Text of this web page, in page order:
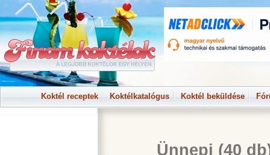
Koktél receptek Koktélkatalógus Koktél beküldése
Ünnepi (40